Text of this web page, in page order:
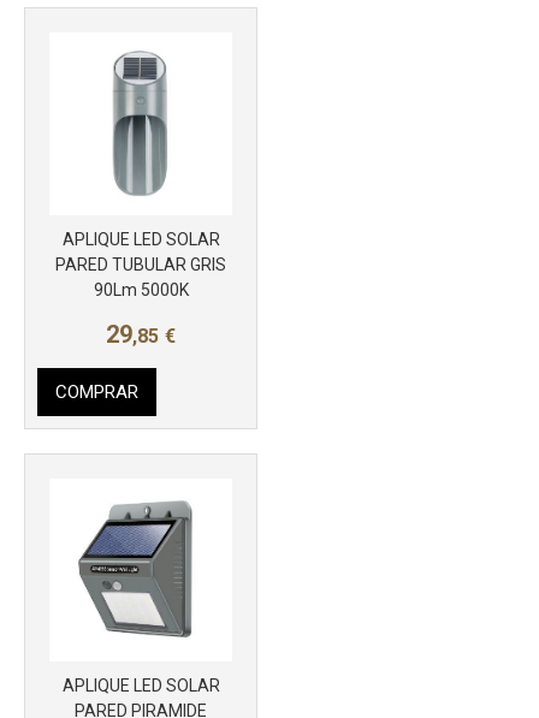
APLIQUE LED SOLAR
PARED TUBULAR GRIS
90Lm 5000K
29,85 €
COMPRAR
APLIQUE LED SOLAR
PARED PIRAMIDE
Más info
Más info